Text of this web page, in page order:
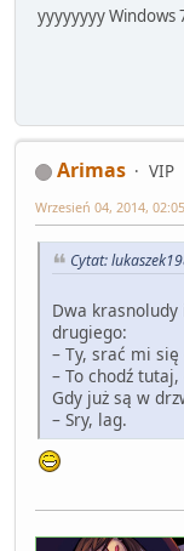
yyyyyyyy Windows
Arimas
VIP
Wrzesień 04, 2014,
Cytat:
Dwa
drugiego:
– Ty, srać mi się
– To chodź
Gdy już są w
– Sry, lag.